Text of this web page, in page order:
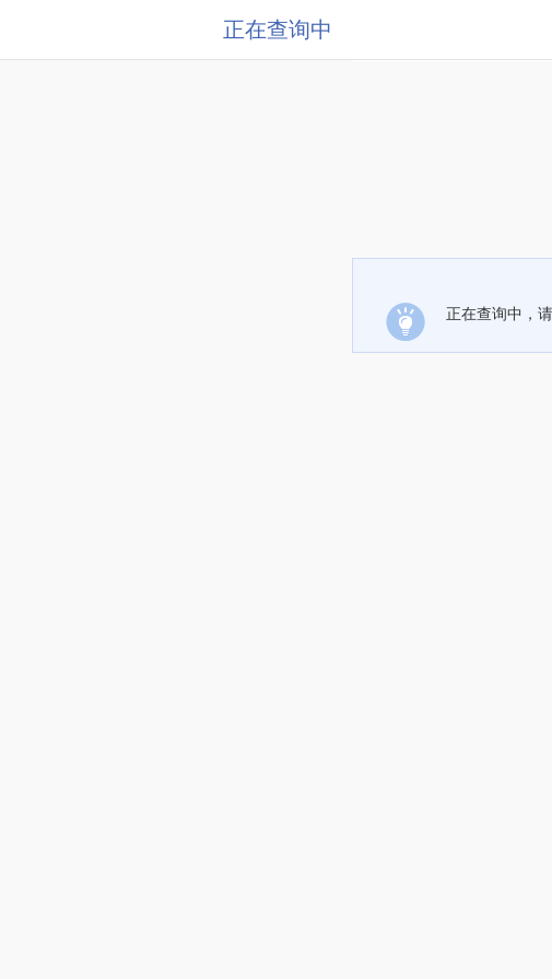
正在查询中
正在查询中，